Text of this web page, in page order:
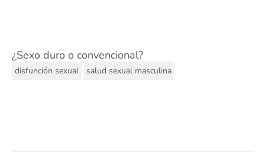
¿Sexo duro o convencional?
disfunción sexual salud sexual masculina